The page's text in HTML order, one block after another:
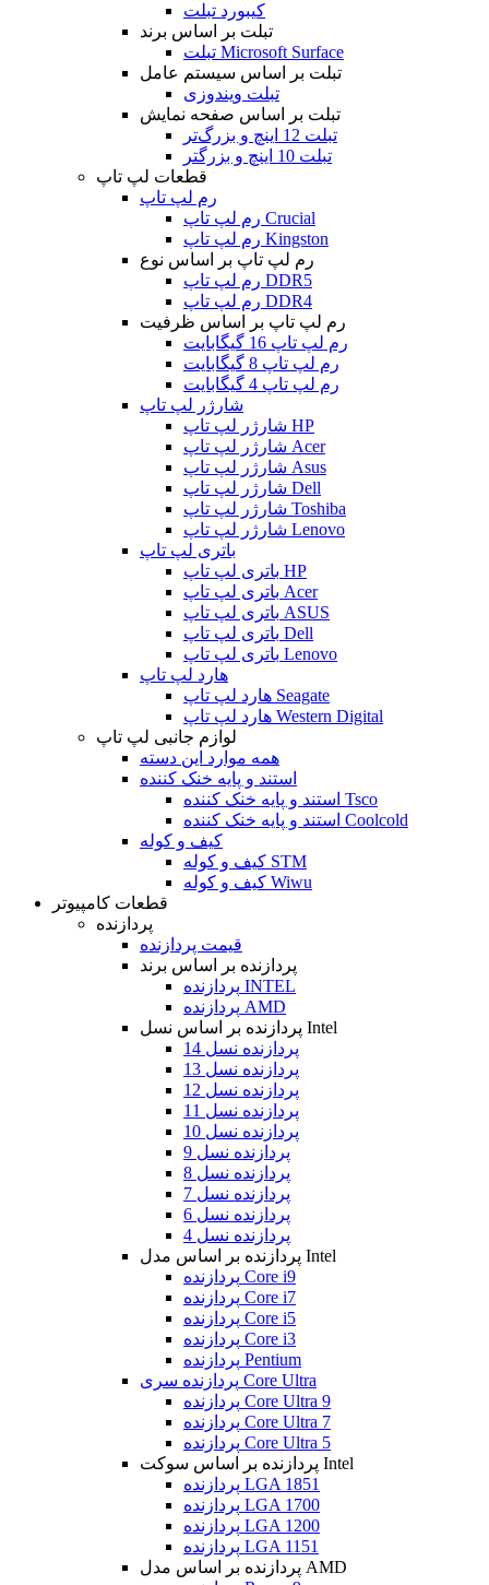
کیبورد تبلت
تبلت بر اساس برند
تبلت Microsoft Surface
تبلت بر اساس سیستم عامل
تبلت ویندوزی
تبلت بر اساس صفحه نمایش
تبلت 12 اینچ و بزرگ‌تر
تبلت 10 اینچ و بزرگتر
قطعات لپ تاپ
رم لپ تاپ
رم لپ تاپ Crucial
رم لپ تاپ Kingston
رم لپ تاپ بر اساس نوع
رم لپ تاپ DDR5
رم لپ تاپ DDR4
رم لپ تاپ بر اساس ظرفیت
رم لپ تاپ 16 گیگابایت
رم لپ تاپ 8 گیگابایت
رم لپ تاپ 4 گیگابایت
شارژر لپ تاپ
شارژر لپ تاپ HP
شارژر لپ تاپ Acer
شارژر لپ تاپ Asus
شارژر لپ تاپ Dell
شارژر لپ تاپ Toshiba
شارژر لپ تاپ Lenovo
باتری لپ تاپ
باتری لپ تاپ HP
باتری لپ تاپ Acer
باتری لپ تاپ ASUS
باتری لپ تاپ Dell
باتری لپ تاپ Lenovo
هارد لپ تاپ
هارد لپ تاپ Seagate
هارد لپ تاپ Western Digital
لوازم جانبی لپ تاپ
همه موارد این دسته
استند و پایه خنک کننده
استند و پایه خنک کننده Tsco
استند و پایه خنک کننده Coolcold
کیف و کوله
کیف و کوله STM
کیف و کوله Wiwu
قطعات کامپیوتر
پردازنده
قیمت پردازنده
پردازنده بر اساس برند
پردازنده INTEL
پردازنده AMD
پردازنده بر اساس نسل Intel
پردازنده نسل 14
پردازنده نسل 13
پردازنده نسل 12
پردازنده نسل 11
پردازنده نسل 10
پردازنده نسل 9
پردازنده نسل 8
پردازنده نسل 7
پردازنده نسل 6
پردازنده نسل 4
پردازنده بر اساس مدل Intel
پردازنده Core i9
پردازنده Core i7
پردازنده Core i5
پردازنده Core i3
پردازنده Pentium
پردازنده سری Core Ultra
پردازنده Core Ultra 9
پردازنده Core Ultra 7
پردازنده Core Ultra 5
پردازنده بر اساس سوکت Intel
پردازنده LGA 1851
پردازنده LGA 1700
پردازنده LGA 1200
پردازنده LGA 1151
پردازنده بر اساس مدل AMD